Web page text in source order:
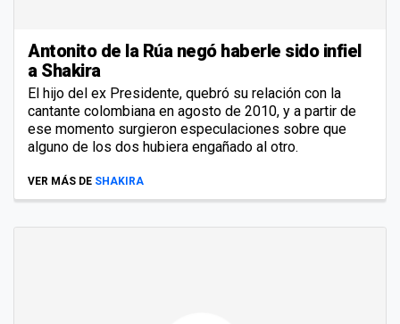
Antonito de la Rúa negó haberle sido infiel
a Shakira
El hijo del ex Presidente, quebró su relación con la
cantante colombiana en agosto de 2010, y a partir de
ese momento surgieron especulaciones sobre que
alguno de los dos hubiera engañado al otro.
VER MÁS DE SHAKIRA